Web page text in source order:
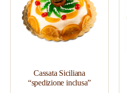
Cassata Siciliana
“spedizione inclusa”